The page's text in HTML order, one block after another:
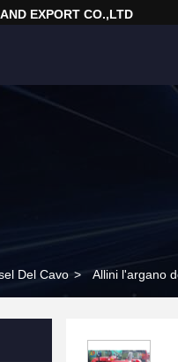
EXPORT CO.,LTD
Del Cavo > Allini l'argano